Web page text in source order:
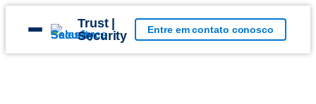
Open
Trust |
Security
Entre em contato conosco